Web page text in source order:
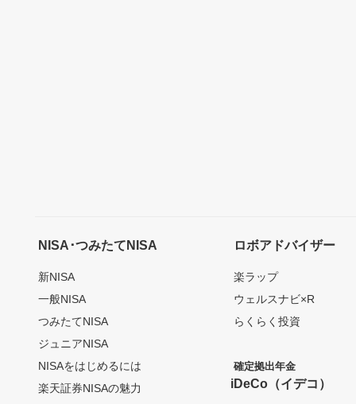
NISA･つみたてNISA
新NISA
一般NISA
つみたてNISA
ジュニアNISA
NISAをはじめるには
楽天証券NISAの魅力
ロボアドバイザー
楽ラップ
ウェルスナビ×R
らくらく投資
確定拠出年金
iDeCo（イデコ）